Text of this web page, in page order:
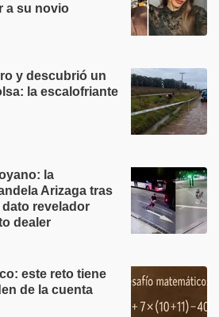
a su novio
y descubrió un
la escalofriante
la
Arizaga tras
revelador
dealer
este reto tiene
de la cuenta